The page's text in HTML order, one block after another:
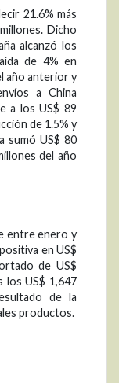
21.6% más
Dicho
alcanzó los
de 4% en
año anterior y
a China
a los US$ 89
de 1.5% y
sumó US$ 80
del año
entre enero y
en US$
de US$
los US$ 1,647
de la
productos.